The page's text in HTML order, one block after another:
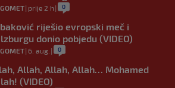
| prije 2 h | 0
riješio evropski meč i
donio pobjedu (VIDEO)
| 6. aug. | 0
Allah, Allah, Allah… Mohamed
(VIDEO)